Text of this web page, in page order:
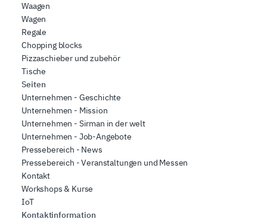
Waagen
Wagen
Regale
Chopping blocks
Pizzaschieber und zubehör
Tische
Seiten
Unternehmen - Geschichte
Unternehmen - Mission
Unternehmen - Sirman in der welt
Unternehmen - Job-Angebote
Pressebereich - News
Pressebereich - Veranstaltungen und Messen
Kontakt
Workshops & Kurse
IoT
Kontaktinformation